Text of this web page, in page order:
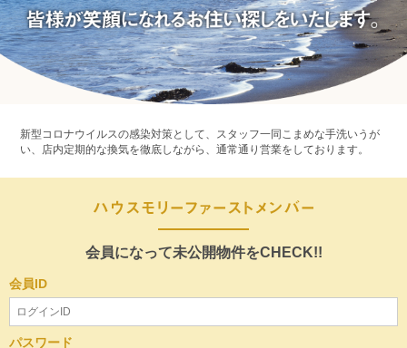
新型コロナウイルスの感染対策として、スタッフ一同こまめな手洗いうが
い、店内定期的な換気を徹底しながら、通常通り営業をしております。
会員になって未公開物件をCHECK!!
会員ID
パスワード